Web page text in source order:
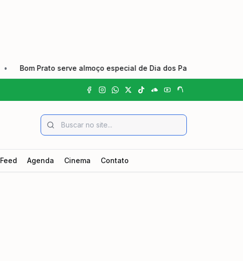
Bom Prato serve almoço especial de Dia dos Pais nas unidades do
Feed Agenda Cinema Contato